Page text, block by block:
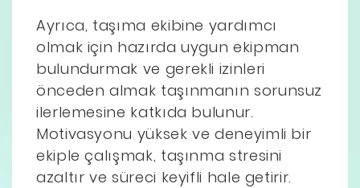
Ayrıca, taşıma ekibine yardımcı
olmak için hazırda uygun ekipman
bulundurmak ve gerekli izinleri
önceden almak taşınmanın sorunsuz
ilerlemesine katkıda bulunur.
Motivasyonu yüksek ve deneyimli bir
ekiple çalışmak, taşınma stresini
azaltır ve süreci keyifli hale getirir.